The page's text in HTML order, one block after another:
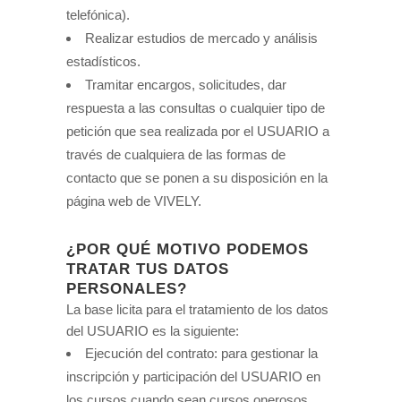
telefónica).
Realizar estudios de mercado y análisis
estadísticos.
Tramitar encargos, solicitudes, dar
respuesta a las consultas o cualquier tipo de
petición que sea realizada por el USUARIO a
través de cualquiera de las formas de
contacto que se ponen a su disposición en la
página web de VIVELY.
¿POR QUÉ MOTIVO PODEMOS
TRATAR TUS DATOS
PERSONALES?
La base licita para el tratamiento de los datos
del USUARIO es la siguiente:
Ejecución del contrato: para gestionar la
inscripción y participación del USUARIO en